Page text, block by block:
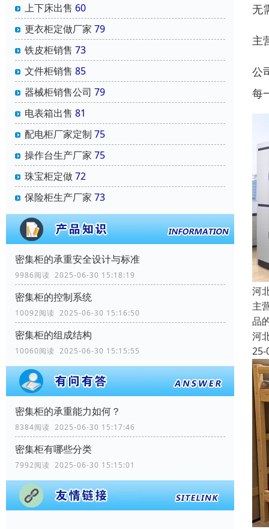
上下床出售 60
更衣柜定做厂家 79
铁皮柜销售 73
文件柜销售 85
器械柜销售公司 79
电表箱出售 81
配电柜厂家定制 75
操作台生产厂家 75
珠宝柜定做72
保险柜生产厂家 73
密集柜的承重安全设计与标准
9986阅读 2025-06-30 15:18:19
密集柜的控制系统
10092阅读 2025-06-30 15:16:50
密集柜的组成结构
10060阅读 2025-06-30 15:15:55
密集柜的承重能力如何？
8384阅读 2025-06-30 15:17:46
密集柜有哪些分类
7992阅读 2025-06-30 15:15:01
无
主
公
每
河
主
品
河
25-